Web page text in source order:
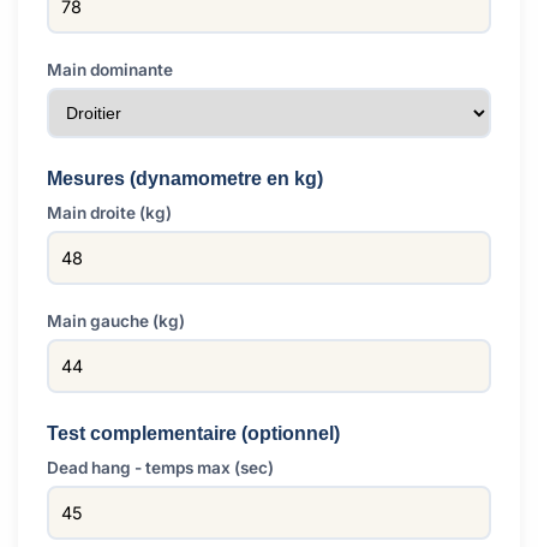
Main dominante
Mesures (dynamometre en kg)
Main droite (kg)
Main gauche (kg)
Test complementaire (optionnel)
Dead hang - temps max (sec)